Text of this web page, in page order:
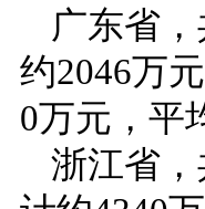
广东省
约2046万
0万元，平
浙江省